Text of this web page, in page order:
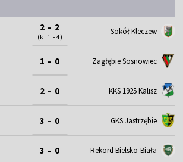
2 - 2
(k. 1 - 4)
Sokół Kleczew
1 - 0 Zagłębie Sosnowiec
2 - 0 KKS 1925 Kalisz
3 - 0 GKS Jastrzębie
3 - 0 Rekord Bielsko-Biała